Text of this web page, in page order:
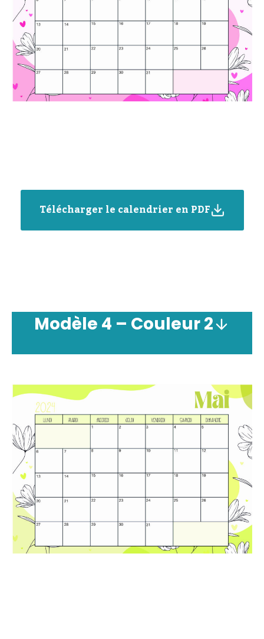
Télécharger le calendrier en PDF
Modèle 4 – Couleur2